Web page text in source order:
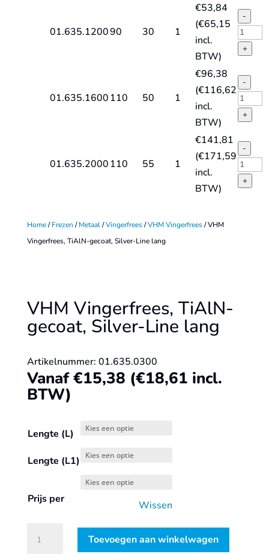
gecoat,
Silver-
Line
01.635.120090 30 1
€53,84
(€65,15
incl.
BTW)
-
VHM
gecoat,
Silver-
Line
+
01.635.1600 110 50 1
€96,38
(€116,62
incl.
BTW)
-
VHM
gecoat,
Silver-
Line
+
01.635.2000 110 55 1
€141,81
(€171,59
incl.
BTW)
-
VHM
+
Home/Frezen /Metaal/Vingerfrees/VHM Vingerfrees/ VHM
Vingerfrees, TiAlN-gecoat, Silver-Line lang
VHM Vingerfrees, TiAlN-
gecoat, Silver-Line lang
Artikelnummer: 01.635.0300
Vanaf €15,38 (€18,61 incl.
BTW)
Lengte (L)
Lengte (L1)
Prijs per
Wissen
Vingerfrees,
Toevoegen aan winkelwagen